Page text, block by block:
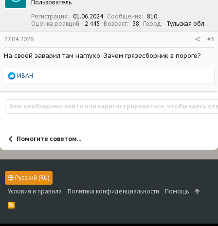
и
Пользователь
Регистрация
01.06.2024 Сообщения
810
Оценка реакций
2 445 Возраст 38 Город Тульская обл
27.04.2026 #3
На своей заварил там наглухо. Зачем грязесборник в пороге?
Р
а
к
ц
и
ИВАН
Вам необходимо войти или зарегистрироваться, чтобы здесь
Помогите советом...
Русский (RU)
Условия и правила
Политика конфиденциальности Помощь
R